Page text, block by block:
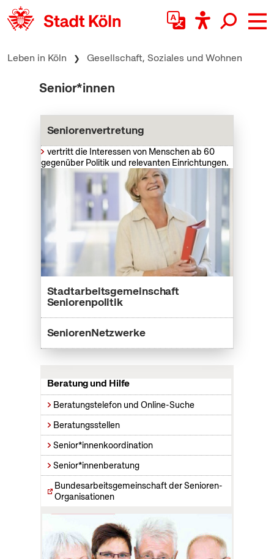
zum Inhalt springen
Leben in Köln Gesellschaft, Soziales und Wohnen
Senior*innen
Seniorenvertretung
vertritt die Interessen von Menschen ab 60
gegenüber Politik und relevanten Einrichtungen.
Stadtarbeitsgemeinschaft
Seniorenpolitik
SeniorenNetzwerke
Beratung und Hilfe
Beratungstelefon und Online-Suche
Beratungsstellen
Senior*innenkoordination
Senior*innenberatung
Bundesarbeitsgemeinschaft der Senioren-
Organisationen